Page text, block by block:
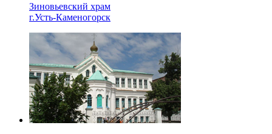
Зиновьевский храм
г.Усть-Каменогорск